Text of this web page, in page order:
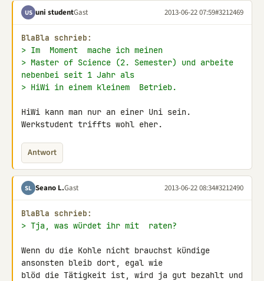
US uni studentGast 2013-06-22 07:59#3212469
BlaBla schrieb:
> Im  Moment  mache ich meinen
> Master of Science (2. Semester) und arbeite
nebenbei seit 1 Jahr als
> HiWi in einem kleinem  Betrieb.
HiWi kann man nur an einer Uni sein.
Werkstudent triffts wohl eher.
Antwort
SL Seano L.Gast 2013-06-22 08:34#3212490
BlaBla schrieb:
> Tja, was würdet ihr mit  raten?
Wenn du die Kohle nicht brauchst kündige
ansonsten bleib dort, egal wie
blöd die Tätigkeit ist, wird ja gut bezahlt und